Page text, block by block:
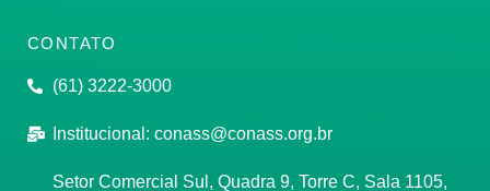
CONTATO
(61) 3222-3000
Institucional: conass@conass.org.br
Setor Comercial Sul, Quadra 9, Torre C, Sala 1105,